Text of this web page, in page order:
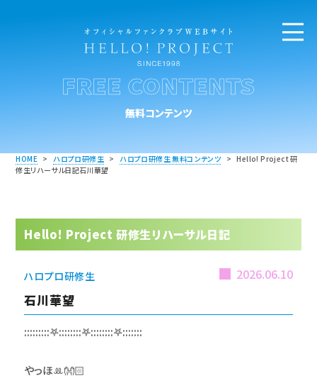
FREE CONTENTS
無料コンテンツ
HOME > ハロプロ研修生 > ハロプロ研修生 無料コンテンツ > Hello! Project 研
修生リハーサル日記石川華望
Hello! Project 研修生リハーサル日記
ハロプロ研修生 2026.06.10
石川華望
:::::::::𖤐::::::::𖤐::::::::𖤐:::::::
やっほꔛ👐🏻